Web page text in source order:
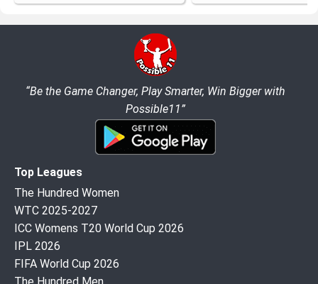
“Be the Game Changer, Play Smarter, Win Bigger with
Possible11”
Top Leagues
The Hundred Women
WTC 2025-2027
ICC Womens T20 World Cup 2026
IPL 2026
FIFA World Cup 2026
The Hundred Men